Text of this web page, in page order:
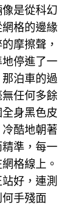
是從科幻
格的邊緣
摩擦聲，
停進了一
泊車的過
任何多餘
身黑色皮
酷地朝著
準，每一
格線上。
好，連測
手殘面